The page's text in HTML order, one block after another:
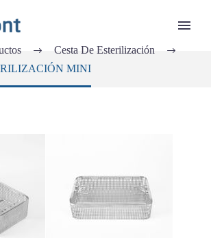
Cesta De Esterilización
MINI